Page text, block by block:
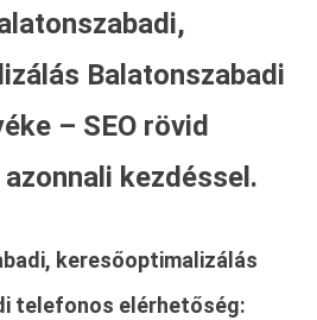
Balatonszabadi
– SEO rövid
kezdéssel.
keresőoptimalizálás
telefonos elérhetőség: